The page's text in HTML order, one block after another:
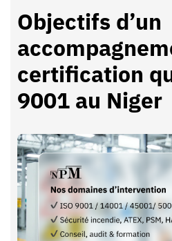
Objectifs d’un
certification
9001 au Niger